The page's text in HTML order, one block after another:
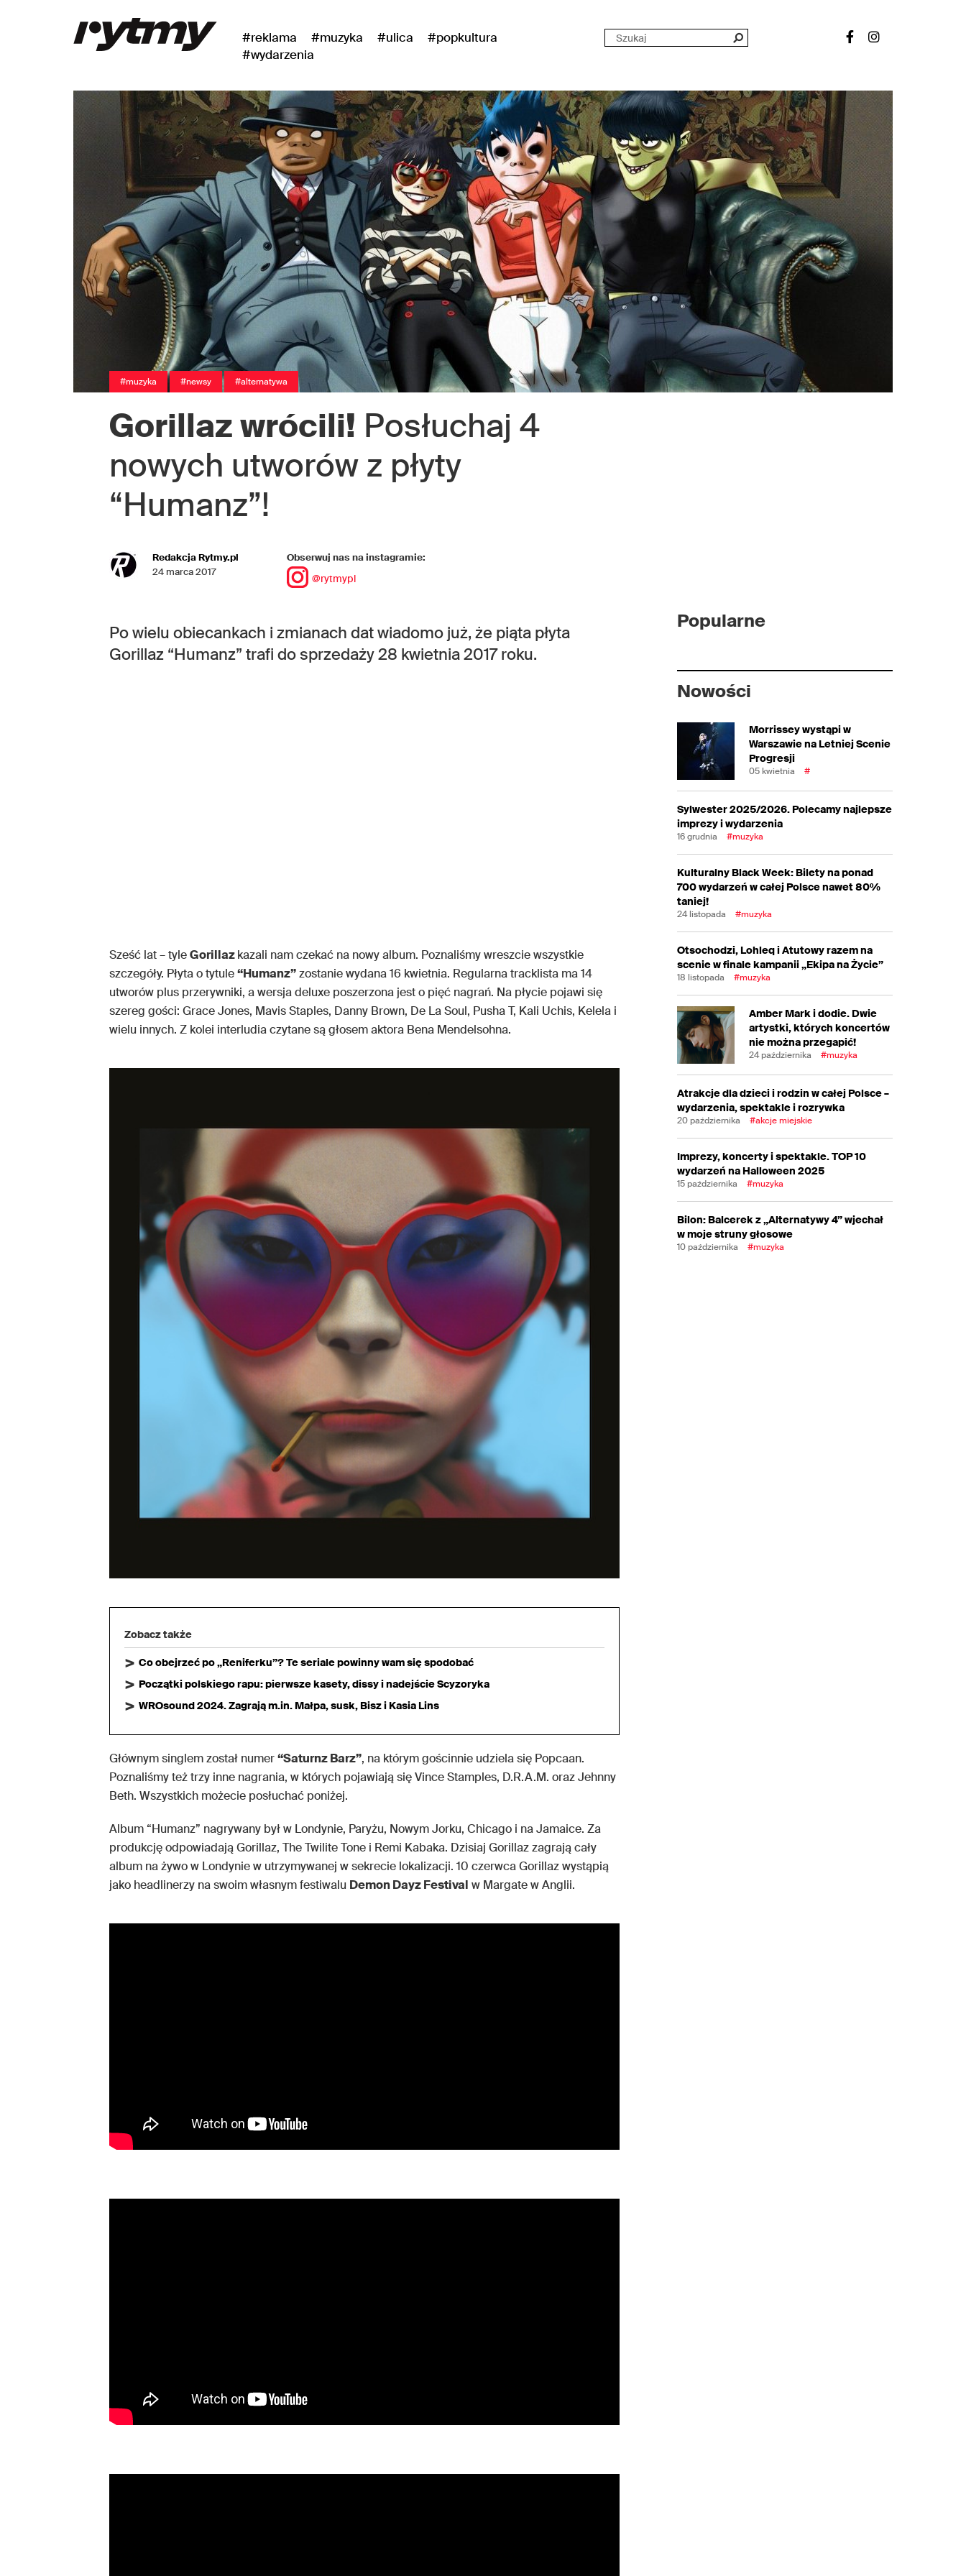
#reklama #muzyka #ulica
#popkultura
#wydarzenia
#muzyka #newsy #alternatywa
Gorillaz wrócili! Posłuchaj 4
nowych utworów z płyty
“Humanz”!
Redakcja Rytmy.pl
24 marca 2017
Obserwuj nas na instagramie:
@rytmypl
Po wielu obiecankach i zmianach dat wiadomo już, że piąta płyta
Gorillaz “Humanz” trafi do sprzedaży 28 kwietnia 2017 roku.
Sześć lat – tyleGorillazkazali nam czekać na nowy album. Poznaliśmy wreszcie wszystkie
szczegóły. Płyta o tytule“Humanz”zostanie wydana 16 kwietnia. Regularna tracklista ma 14
utworów plus przerywniki, a wersja deluxe poszerzona jest o pięć nagrań. Na płycie pojawi się
szereg gości: Grace Jones, Mavis Staples, Danny Brown, De La Soul, Pusha T, Kali Uchis, Kelela i
wielu innych. Z kolei interludia czytane są głosem aktora Bena Mendelsohna.
Zobacz także
Co obejrzeć po „Reniferku”? Te seriale powinny wam się spodobać
Początki polskiego rapu: pierwsze kasety, dissy i nadejście Scyzoryka
WROsound 2024. Zagrają m.in. Małpa, susk, Bisz i Kasia Lins
Głównym singlem został numer“Saturnz Barz”, na którym gościnnie udziela się Popcaan.
Poznaliśmy też trzy inne nagrania, w których pojawiają się Vince Stamples, D.R.A.M. oraz Jehnny
Beth. Wszystkich możecie posłuchać poniżej.
Album “Humanz” nagrywany był w Londynie, Paryżu, Nowym Jorku, Chicago i na Jamaice. Za
produkcję odpowiadają Gorillaz, The Twilite Tone i Remi Kabaka. Dzisiaj Gorillaz zagrają cały
album na żywo w Londynie w utrzymywanej w sekrecie lokalizacji. 10 czerwca Gorillaz wystąpią
jako headlinerzy na swoim własnym festiwalu Demon Dayz Festival w Margate w Anglii.
Popularne
Nowości
Morrissey wystąpi w
Warszawie na Letniej Scenie
Progresji
05 kwietnia #
Sylwester 2025/2026. Polecamy najlepsze
imprezy i wydarzenia
16 grudnia #muzyka
Kulturalny Black Week: Bilety na ponad
700 wydarzeń w całej Polsce nawet 80%
taniej!
24 listopada #muzyka
Otsochodzi, Lohleq i Atutowy razem na
scenie w finale kampanii „Ekipa na Życie”
18 listopada #muzyka
Amber Mark i dodie. Dwie
artystki, których koncertów
nie można przegapić!
24 października #muzyka
Atrakcje dla dzieci i rodzin w całej Polsce –
wydarzenia, spektakle i rozrywka
20 października #akcje miejskie
Imprezy, koncerty i spektakle. TOP 10
wydarzeń na Halloween 2025
15 października #muzyka
Bilon: Balcerek z „Alternatywy 4” wjechał
w moje struny głosowe
10 października #muzyka